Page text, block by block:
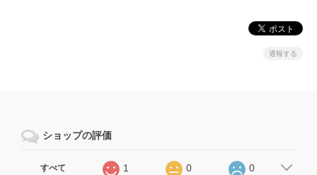
通報する
ショップの評価
すべて 1 0 0